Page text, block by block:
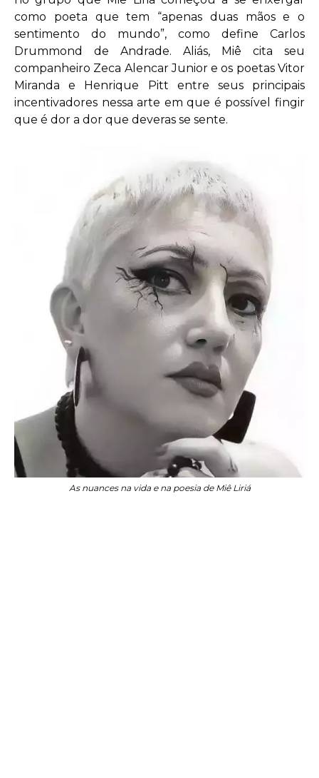
como poeta que tem “apenas duas mãos e o
sentimento do mundo”, como define Carlos
Drummond de Andrade. Aliás, Miê cita seu
companheiro Zeca Alencar Junior e os poetas Vitor
Miranda e Henrique Pitt entre seus principais
incentivadores nessa arte em que é possível fingir
que é dor a dor que deveras se sente.
As nuances na vida e na poesia de Miê Liriá